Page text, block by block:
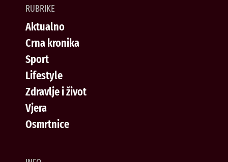
RUBRIKE
Aktualno
Crna kronika
Sport
Lifestyle
Zdravlje i život
Vjera
Osmrtnice